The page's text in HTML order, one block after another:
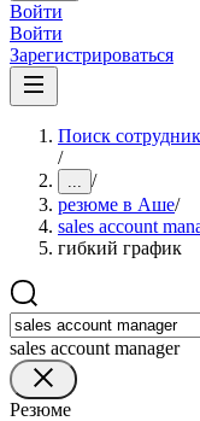
Войти
Войти
Зарегистрироваться
Поиск
/
... /
резюме в Аше/
sales account
гибкий график
sales account manager
Резюме